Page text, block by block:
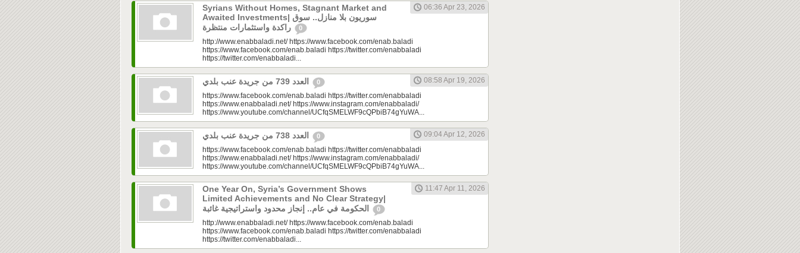
Syrians Without Homes, Stagnant Market and
Awaited Investments| سوريون بلا منازل.. سوق
0
06:36 Apr 23, 2026
http://www.enabbaladi.net/ https://www.facebook.com/enab.baladi
https://www.facebook.com/enab.baladi https://twitter.com/enabbaladi
https://twitter.com/enabbaladi...
0
08:58 Apr 19, 2026
https://www.facebook.com/enab.baladi https://twitter.com/enabbaladi
https://www.enabbaladi.net/ https://www.instagram.com/enabbaladi/
https://www.youtube.com/channel/UCfqSMELWF9cQPbiB74gYuWA...
0
09:04 Apr 12, 2026
https://www.facebook.com/enab.baladi https://twitter.com/enabbaladi
https://www.enabbaladi.net/ https://www.instagram.com/enabbaladi/
https://www.youtube.com/channel/UCfqSMELWF9cQPbiB74gYuWA...
One Year On, Syria’s Government Shows
Limited Achievements and No Clear Strategy|
0
11:47 Apr 11, 2026
http://www.enabbaladi.net/ https://www.facebook.com/enab.baladi
https://www.facebook.com/enab.baladi https://twitter.com/enabbaladi
https://twitter.com/enabbaladi...